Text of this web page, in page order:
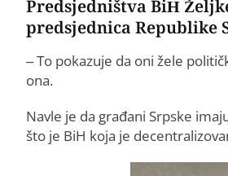
Predsjedništva BiH
predsjednica Republike
– To pokazuje da oni žele
ona.
Navle je da građani Srpske
što je BiH koja je
Video